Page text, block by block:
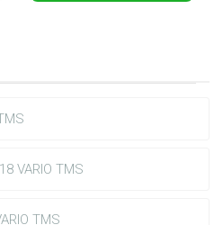
VARIO TMS
TMS